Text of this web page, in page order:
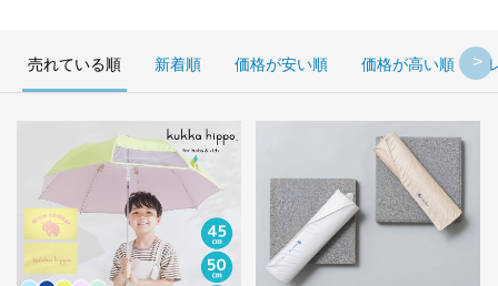
売れている順 新着順 価格が安い順 価格が高い順